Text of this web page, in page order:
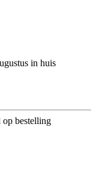
in huis
bestelling